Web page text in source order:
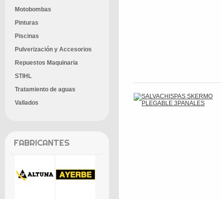
Motobombas
Pinturas
Piscinas
Pulverización y Accesorios
Repuestos Maquinaria
STIHL
Tratamiento de aguas
Vallados
FABRICANTES